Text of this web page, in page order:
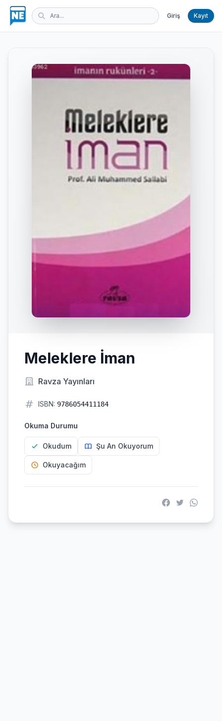
Giriş Kayıt
Meleklere İman
Ravza Yayınları
ISBN: 9786054411184
Okuma Durumu
Okudum Şu An Okuyorum
Okuyacağım